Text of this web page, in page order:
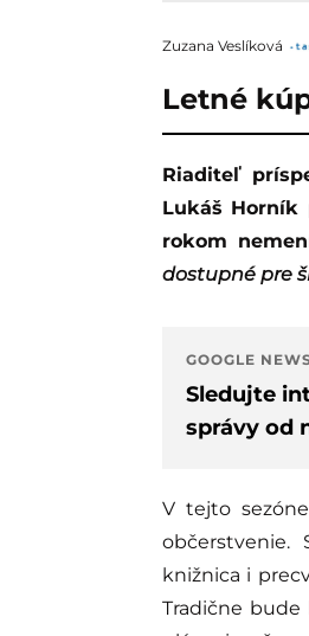
Zuzana Veslíková
Letné
Riaditeľ príspevkovej organizácie Správa športových zariadení mesta Hriňová
Lukáš Horník
rokom
dostupné pre
GOOGLE
Sledujte
správy od
V tejto
občerstvenie.
knižnica i
Tradične bude